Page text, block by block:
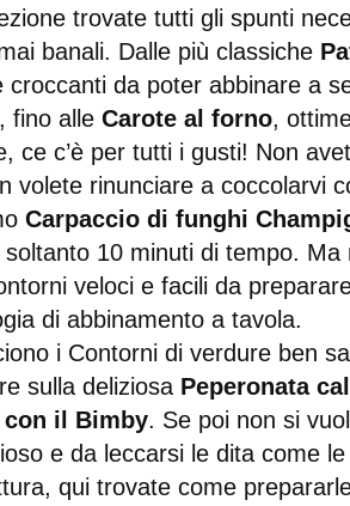
trovate tutti gli spunti
banali. Dalle più classiche
da poter abbinare a
fino alle Carote al forno,
ce c’è per tutti i gusti! Non
volete rinunciare a coccolarvi
Carpaccio di funghi
10 minuti di tempo. Ma
veloci e facili da
di abbinamento a tavola.
i Contorni di verdure ben
sulla deliziosa Peperonata
il Bimby. Se poi non si
e da leccarsi le dita come le
qui trovate come